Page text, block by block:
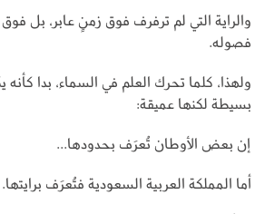
والراية التي لم ترفرف فوق زمنٍ عابر، بل
فصوله.
ولهذا، كلما تحرك العلم في السماء، بدا
بسيطة لكنها عميقة:
إن بعض الأوطان تُعرَف بحدودها...
أما المملكة العربية السعودية فتُعرَف برايتها.